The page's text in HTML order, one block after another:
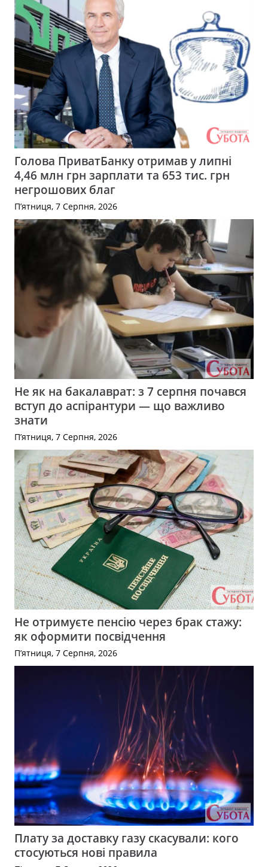
Голова ПриватБанку отримав у липні
4,46 млн грн зарплати та 653 тис. грн
негрошових благ
П’ятниця, 7 Серпня, 2026
Не як на бакалаврат: з 7 серпня почався
вступ до аспірантури — що важливо
знати
П’ятниця, 7 Серпня, 2026
Не отримуєте пенсію через брак стажу:
як оформити посвідчення
П’ятниця, 7 Серпня, 2026
Плату за доставку газу скасували: кого
стосуються нові правила